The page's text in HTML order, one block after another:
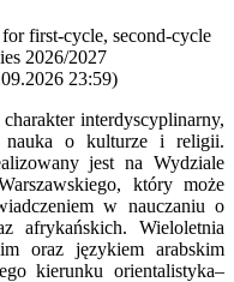
first-cycle, second-cycle
2026/2027
23:59)
interdyscyplinarny,
nauka o kulturze i religii.
jest na Wydziale
który może
w nauczaniu o
afrykańskich. Wieloletnia
oraz językiem arabskim
kierunku orientalistyka–